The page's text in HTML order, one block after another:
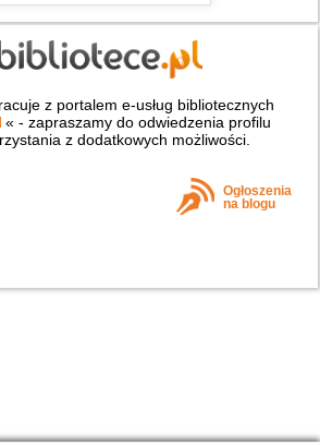
z portalem e-usług bibliotecznych
« - zapraszamy do odwiedzenia profilu
z dodatkowych możliwości.
Ogłoszenia
na blogu